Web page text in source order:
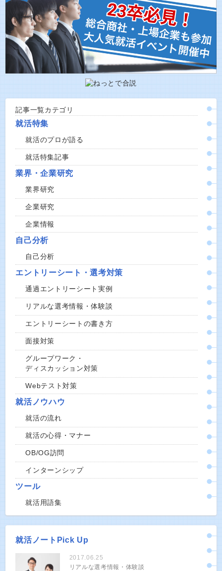
記事一覧カテゴリ
就活特集
就活のプロが語る
就活特集記事
業界・企業研究
業界研究
企業研究
企業情報
自己分析
自己分析
エントリーシート・選考対策
通過エントリーシート実例
リアルな選考情報・体験談
エントリーシートの書き方
面接対策
グループワーク・
ディスカッション対策
Webテスト対策
就活ノウハウ
就活の流れ
就活の心得・マナー
OB/OG訪問
インターンシップ
ツール
就活用語集
就活ノートPick Up
2017.06.25
リアルな選考情報・体験談